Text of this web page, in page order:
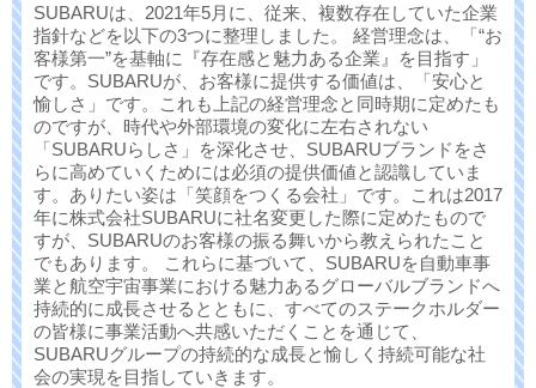
SUBARUは、2021年5月に、従来、複数存在していた企業
指針などを以下の3つに整理しました。 経営理念は、「“お
客様第一”を基軸に『存在感と魅力ある企業』を目指す」
です。SUBARUが、お客様に提供する価値は、「安心と
愉しさ」です。これも上記の経営理念と同時期に定めたも
のですが、時代や外部環境の変化に左右されない
「SUBARUらしさ」を深化させ、SUBARUブランドをさ
らに高めていくためには必須の提供価値と認識していま
す。ありたい姿は「笑顔をつくる会社」です。これは2017
年に株式会社SUBARUに社名変更した際に定めたもので
すが、SUBARUのお客様の振る舞いから教えられたこと
でもあります。 これらに基づいて、SUBARUを自動車事
業と航空宇宙事業における魅力あるグローバルブランドへ
持続的に成長させるとともに、すべてのステークホルダー
の皆様に事業活動へ共感いただくことを通じて、
SUBARUグループの持続的な成長と愉しく持続可能な社
会の実現を目指していきます。